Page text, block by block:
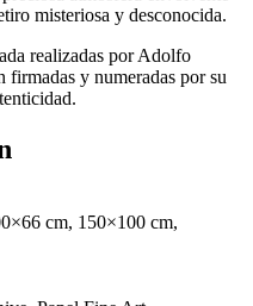
misteriosa y desconocida.
realizadas por Adolfo
firmadas y numeradas por su
cm, 150×100 cm,